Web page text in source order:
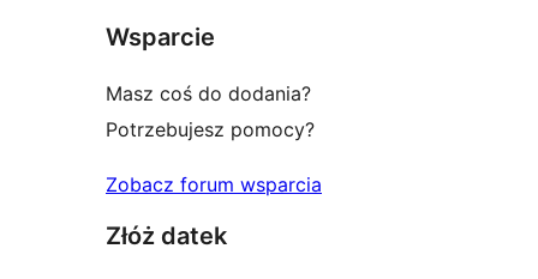
Wsparcie
Masz coś do dodania?
Potrzebujesz pomocy?
Zobacz forum wsparcia
Złóż datek